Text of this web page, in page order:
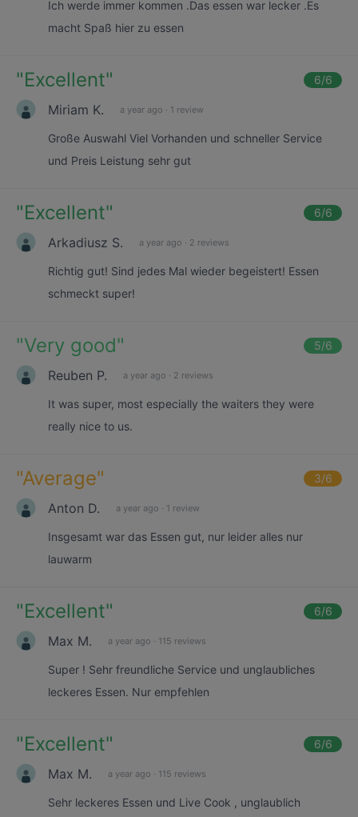
Ich werde immer kommen .Das essen war lecker .Es
macht Spaß hier zu essen
"Excellent" 6/6
Miriam K. a year ago · 1 review
Große Auswahl Viel Vorhanden und schneller Service
und Preis Leistung sehr gut
"Excellent" 6/6
Arkadiusz S. a year ago · 2 reviews
Richtig gut! Sind jedes Mal wieder begeistert! Essen
schmeckt super!
"Very good" 5/6
Reuben P. a year ago · 2 reviews
It was super, most especially the waiters they were
really nice to us.
"Average" 3/6
Anton D. a year ago · 1 review
Insgesamt war das Essen gut, nur leider alles nur
lauwarm
"Excellent" 6/6
Max M. a year ago · 115 reviews
Super ! Sehr freundliche Service und unglaubliches
leckeres Essen. Nur empfehlen
"Excellent" 6/6
Max M. a year ago · 115 reviews
Sehr leckeres Essen und Live Cook , unglaublich